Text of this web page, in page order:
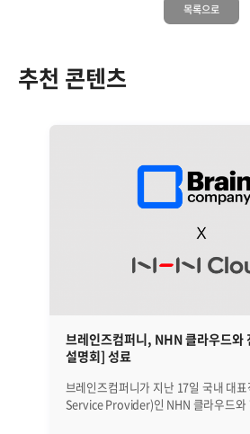
목록으로
추천 콘텐츠
브레인즈컴퍼니, NHN 클라우드와
설명회] 성료
브레인즈컴퍼니가 지난 17일 국내 대
Service Provider)인 NHN 클라우드와